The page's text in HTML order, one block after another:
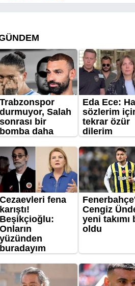
şehit annesi Aysel